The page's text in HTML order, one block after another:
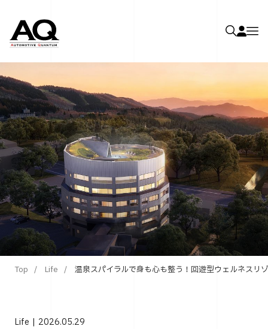
Top Life 温泉スパイラルで身も心も整う！回遊型ウェルネスリ
Life 2026.05.29